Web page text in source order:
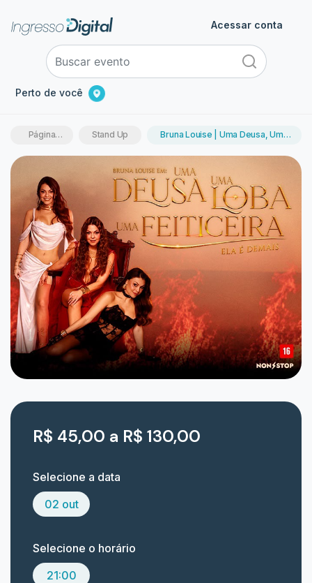
Perto de você
Acessar conta
Página
Stand Up
Bruna Louise | Uma Deusa, Uma
R$ 45,00 a R$ 130,00
Selecione a data
02 out
Selecione o horário
21:00